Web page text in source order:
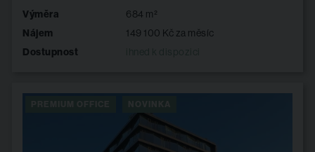
Výměra 684 m²
Nájem 149 100 Kč za měsíc
Dostupnost